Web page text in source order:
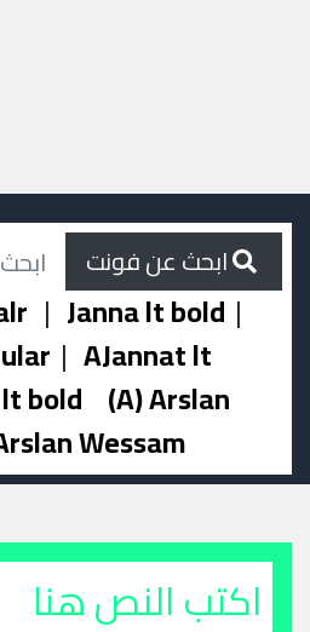
| Janna lt bold |
| AJannat lt
bold (A) Arslan
Wessam